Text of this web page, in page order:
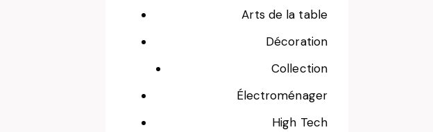
Arts de la table
Décoration
Collection
Électroménager
High Tech